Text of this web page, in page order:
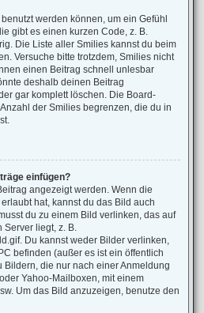
werden können, um ein Gefühl
gibt es einen kurzen Code, z. B.
Die Liste aller Smilies kannst du beim
Versuche bitte trotzdem, Smilies nicht
einen Beitrag schnell unlesbar
deshalb deinen Beitrag
gar komplett löschen. Die Board-
der Smilies begrenzen, die du in
einfügen?
angezeigt werden. Wenn die
hat, kannst du das Bild auch
du zu einem Bild verlinken, das auf
liegt, z. B.
Du kannst weder Bilder verlinken,
befinden (außer es ist ein öffentlich
die nur nach einer Anmeldung
Yahoo-Mailboxen, mit einem
Um das Bild anzuzeigen, benutze den